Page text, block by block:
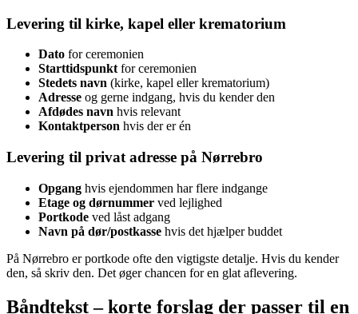
Levering til kirke, kapel eller krematorium
Dato for ceremonien
Starttidspunkt for ceremonien
Stedets navn (kirke, kapel eller krematorium)
Adresse og gerne indgang, hvis du kender den
Afdødes navn hvis relevant
Kontaktperson hvis der er én
Levering til privat adresse på Nørrebro
Opgang hvis ejendommen har flere indgange
Etage og dørnummer ved lejlighed
Portkode ved låst adgang
Navn på dør/postkasse hvis det hjælper buddet
På Nørrebro er portkode ofte den vigtigste detalje. Hvis du kender
den, så skriv den. Det øger chancen for en glat aflevering.
Båndtekst – korte forslag der passer til en